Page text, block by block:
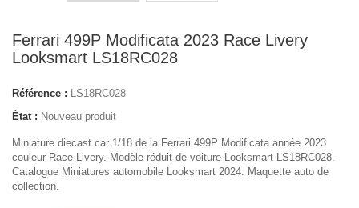
Ferrari 499P Modificata 2023 Race Livery
Looksmart LS18RC028
Référence : LS18RC028
État : Nouveau produit
Miniature diecast car 1/18 de la Ferrari 499P Modificata année 2023
couleur Race Livery. Modèle réduit de voiture Looksmart LS18RC028.
Catalogue Miniatures automobile Looksmart 2024. Maquette auto de
collection.